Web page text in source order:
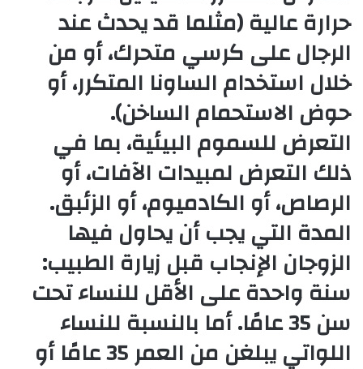
حرارة عالية (مثلما قد يحدث عند
الرجال على كرسي متحرك، أو من
خلال استخدام الساونا المتكرر، أو
حوض الاستحمام الساخن).
التعرض للسموم البيئية، بما في
ذلك التعرض لمبيدات الآفات، أو
الرصاص، أو الكادميوم، أو الزئبق.
المدة التي يجب أن يحاول فيها
الزوجان الإنجاب قبل زيارة الطبيب:
سنة واحدة على الأقل للنساء تحت
سن 35 عامًا. أما بالنسبة للنساء
اللواتي يبلغن من العمر 35 عامًا أو